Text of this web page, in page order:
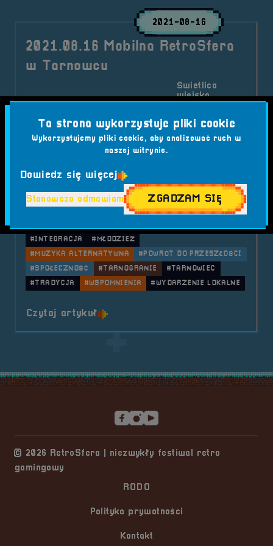
2021-08-16
2021.08.16 Mobilna RetroSfera
w Tarnowcu
2021-08-16
2021-08-16
Świetlica
wiejska,
Tarnowiec 37,
Mąkoszyce
W poniedziałek (16.08.2021) ponownie mieliśmy
okazję gościć na terenie gminy Lubsza...
Kategorie wpisu:
Aktualności Mobilna RetroSfera
#CYFROWA PODRÓŻ
#INTEGRACJA
#MŁODZIEŻ
#MUZYKA ALTERNATYWNA
#POWRÓT DO PRZESZŁOŚCI
#SPOŁECZNOŚĆ
#TARNOGRANIE
#TARNOWIEC
#TRADYCJA
#WSPOMNIENIA #WYDARZENIE LOKALNE
Czytaj artykuło tytule 2021.08.16 Mobilna
© 2026 RetroSfera | niezwykły festiwal retro
gamingowy
RODO
Polityka prywatności
Kontakt
Ta strona wykorzystuje pliki cookie
Wykorzystujemy pliki cookie, aby analizować ruch w
naszej witrynie.
Dowiedz się więcej
Stanowczo odmawiam ZGADZAM SIĘ